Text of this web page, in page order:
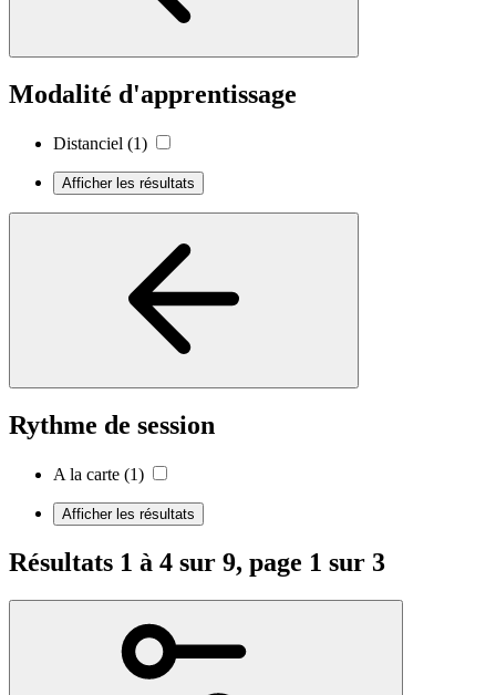
Modalité d'apprentissage
Distanciel (1)
Afficher les résultats
Rythme de session
A la carte (1)
Afficher les résultats
Résultats 1 à 4 sur 9, page 1 sur 3